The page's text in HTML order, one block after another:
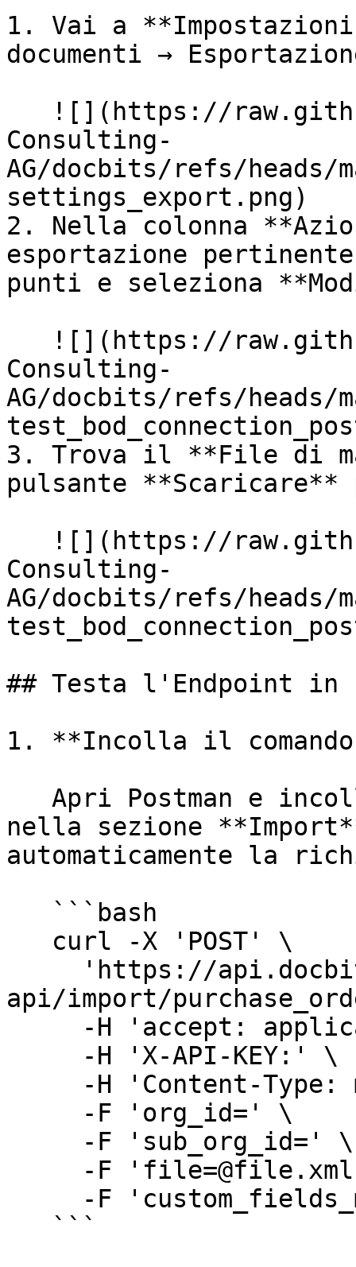
1. Vai a
documenti →
Consulting-
AG/docbits/refs/heads/
settings_export.png)
2. Nella colonna
esportazione
punti e seleziona
Consulting-
AG/docbits/refs/heads/
3. Trova il **File di
pulsante
Consulting-
AG/docbits/refs/heads/
## Testa l'Endpoint in
1. **Incolla il comando
nella sezione
automaticamente la
api/import/